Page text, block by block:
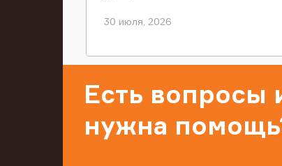
30 июля, 2026
Есть вопросы
нужна